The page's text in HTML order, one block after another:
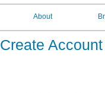
About
Create Account